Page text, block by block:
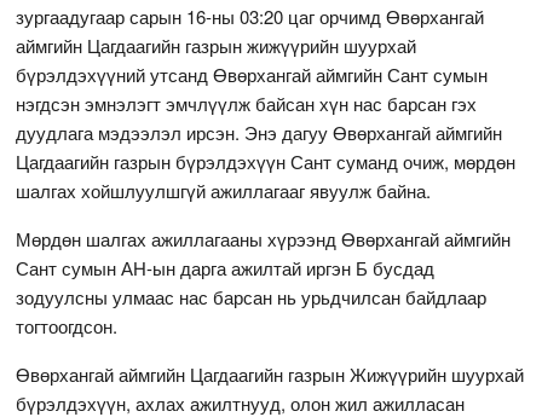
зургаадугаар сарын 16-ны 03:20 цаг орчимд Өвөрхангай
аймгийн Цагдаагийн газрын жижүүрийн шуурхай
бүрэлдэхүүний утсанд Өвөрхангай аймгийн Сант сумын
нэгдсэн эмнэлэгт эмчлүүлж байсан хүн нас барсан гэх
дуудлага мэдээлэл ирсэн. Энэ дагуу Өвөрхангай аймгийн
Цагдаагийн газрын бүрэлдэхүүн Сант суманд очиж, мөрдөн
шалгах хойшлуулшгүй ажиллагааг явуулж байна.
Мөрдөн шалгах ажиллагааны хүрээнд Өвөрхангай аймгийн
Сант сумын АН-ын дарга ажилтай иргэн Б бусдад
зодуулсны улмаас нас барсан нь урьдчилсан байдлаар
тогтоогдсон.
Өвөрхангай аймгийн Цагдаагийн газрын Жижүүрийн шуурхай
бүрэлдэхүүн, ахлах ажилтнууд, олон жил ажилласан